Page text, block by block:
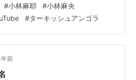
氏、麻央氏のブログを適当に閲
新 teitouyuumin.hatenablog.jp サ
インブログに1本化。
明日から3連勤か。フルキャ
のバイ…
#小林麻耶 #小林麻央
#ターキッシュアンゴラ
前